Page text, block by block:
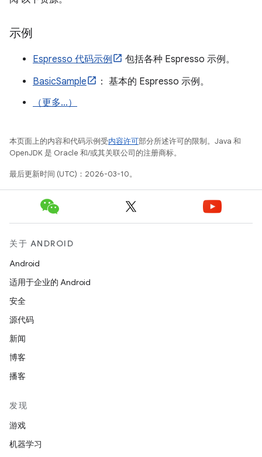
示例
Espresso 代码示例
包括各种 Espresso 示例。
BasicSample
： 基本的 Espresso 示例。
（更多…）
本页面上的内容和代码示例受内容许可部分所述许可的限制。Java 和
OpenJDK 是 Oracle 和/或其关联公司的注册商标。
最后更新时间 (UTC)：2026-03-10。
关于 ANDROID
Android
适用于企业的 Android
安全
源代码
新闻
博客
播客
发现
游戏
机器学习